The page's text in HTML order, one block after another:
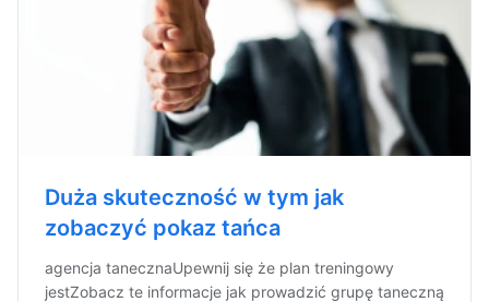
Duża skuteczność w tym jak
zobaczyć pokaz tańca
agencja tanecznaUpewnij się że plan treningowy
jestZobacz te informacje jak prowadzić grupę taneczną